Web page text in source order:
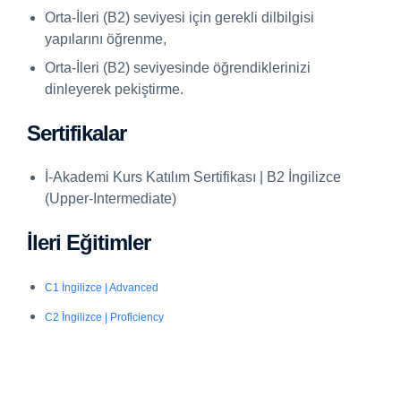
Orta-İleri (B2) seviyesi için gerekli dilbilgisi
yapılarını öğrenme,
Orta-İleri (B2) seviyesinde öğrendiklerinizi
dinleyerek pekiştirme.
Sertifikalar
İ-Akademi Kurs Katılım Sertifikası | B2 İngilizce
(Upper-Intermediate)
İleri Eğitimler
C1 İngilizce | Advanced
C2 İngilizce | Proficiency